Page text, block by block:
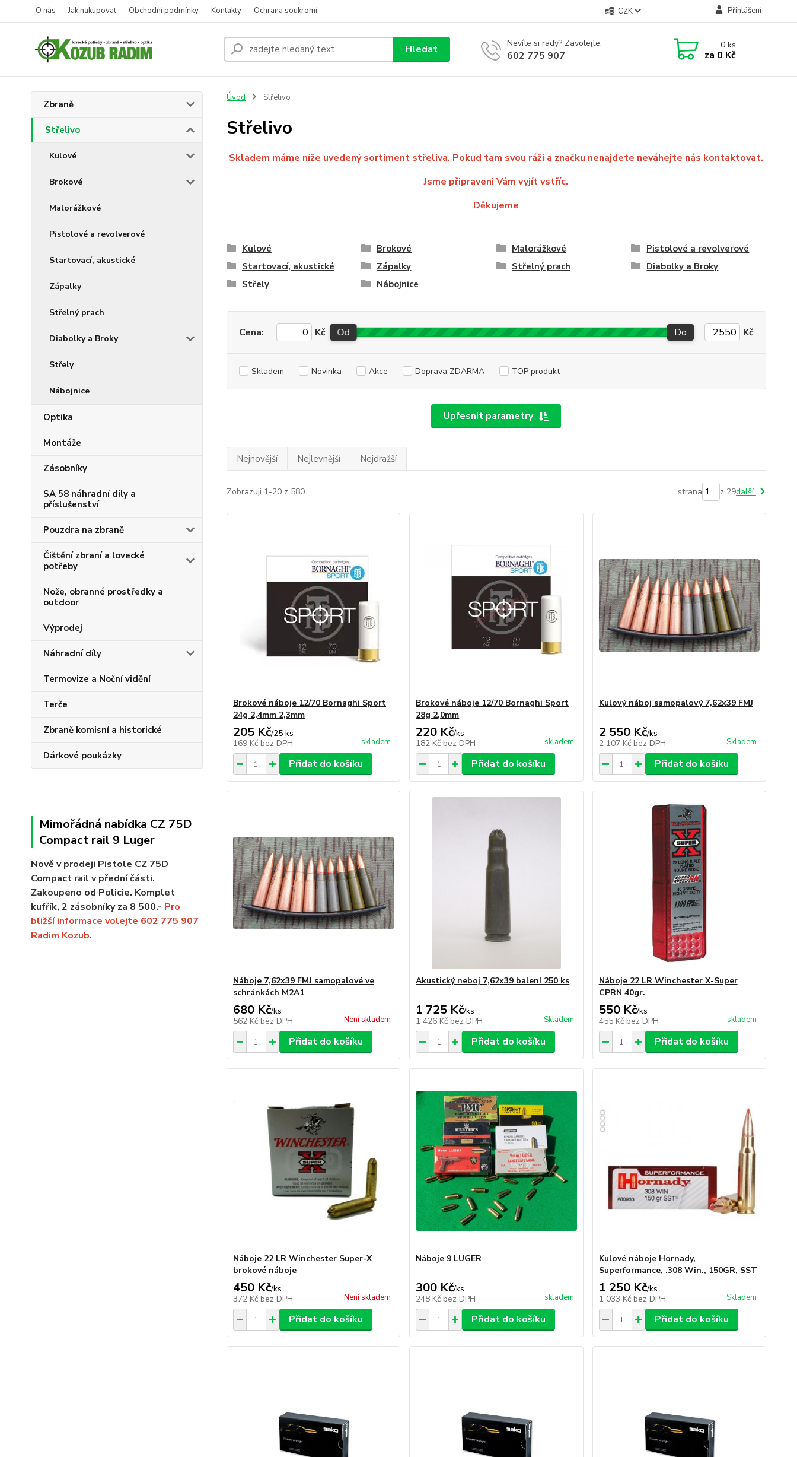
O nás Jak nakupovat Obchodní podmínky Kontakty Ochrana soukromí CZK Přihlášení
Hledat Nevíte si rady? Zavolejte.
602 775 907
0ks
za 0 Kč
Zbraně
Střelivo
Kulové
Brokové
Malorážkové
Pistolové a revolverové
Startovací, akustické
Zápalky
Střelný prach
Diabolky a Broky
Střely
Nábojnice
Optika
Montáže
Zásobníky
SA 58 náhradní díly a
příslušenství
Pouzdra na zbraně
Čištění zbraní a lovecké
potřeby
Nože, obranné prostředky a
outdoor
Výprodej
Náhradní díly
Termovize a Noční vidění
Terče
Zbraně komisní a historické
Dárkové poukázky
Mimořádná nabídka CZ 75D
Compact rail 9 Luger
Nově v prodeji Pistole CZ 75D
Compact rail v přední části.
Zakoupeno od Policie. Komplet
kufřík, 2 zásobníky za 8 500.- Pro
bližší informace volejte 602 775 907
Radim Kozub.
Úvod Střelivo
Střelivo
Skladem máme níže uvedený sortiment střeliva. Pokud tam svou ráži a značku nenajdete neváhejte nás kontaktovat.
Jsme připraveni Vám vyjít vstříc.
Děkujeme
Kulové Brokové Malorážkové
Pistolové a revolverové
Startovací, akustické
Zápalky Střelný prach
Diabolky a Broky
Střely
Nábojnice
Upřesnit parametry
Cena: Kč Od Do Kč
Skladem Novinka Akce Doprava ZDARMA TOP produkt
Nejnovější Nejlevnější Nejdražší
Zobrazuji 1-20 z 580 strana z 29další
Brokové náboje 12/70 Bornaghi Sport
24g 2,4mm 2,3mm
205 Kč/25 ks
169 Kč bez DPH skladem
Přidat do košíku
Brokové náboje 12/70 Bornaghi Sport
28g 2,0mm
220 Kč/ks
182 Kč bez DPH skladem
Přidat do košíku
Kulový náboj samopalový 7,62x39 FMJ
2 550 Kč/ks
2 107 Kč bez DPH Skladem
Přidat do košíku
Náboje 7,62x39 FMJ samopalové ve
schránkách M2A1
680 Kč/ks
562 Kč bez DPH Není skladem
Přidat do košíku
Akustický neboj 7,62x39 balení 250 ks
1 725 Kč/ks
1 426 Kč bez DPH Skladem
Přidat do košíku
Náboje 22 LR Winchester X-Super
CPRN 40gr.
550 Kč/ks
455 Kč bez DPH skladem
Přidat do košíku
Náboje 22 LR Winchester Super-X
brokové náboje
450 Kč/ks
372 Kč bez DPH Není skladem
Přidat do košíku
Náboje 9 LUGER
300 Kč/ks
248 Kč bez DPH skladem
Přidat do košíku
Kulové náboje Hornady,
Superformance, .308 Win., 150GR, SST
1 250 Kč/ks
1 033 Kč bez DPH Skladem
Přidat do košíku